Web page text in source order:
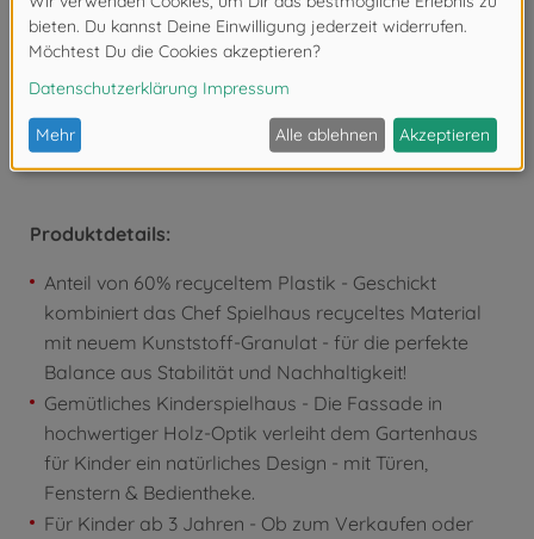
Optimal als Geschenk zum 2. oder 3. Geburtstag für
Mädchen und Jungen: Per Stecksystem ist das
durch separat erhältliches Zubehör für Smoby
Spielhäuser ergänzt werden, wie z.B. Picknicktisch,
Sommerküche, Türklingel oder Gartendusche.
Produktdetails:
Anteil von 60% recyceltem Plastik - Geschickt
kombiniert das Chef Spielhaus recyceltes Material
mit neuem Kunststoff-Granulat - für die perfekte
Balance aus Stabilität und Nachhaltigkeit!
Gemütliches Kinderspielhaus - Die Fassade in
hochwertiger Holz-Optik verleiht dem Gartenhaus
für Kinder ein natürliches Design - mit Türen,
Fenstern & Bedientheke.
Für Kinder ab 3 Jahren - Ob zum Verkaufen oder